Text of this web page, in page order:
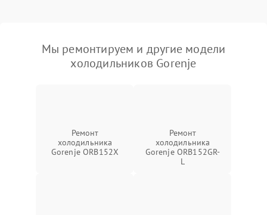
Мы ремонтируем и другие модели
холодильников Gorenje
Ремонт
холодильника
Gorenje ORB152X
Ремонт
холодильника
Gorenje ORB152GR-
L